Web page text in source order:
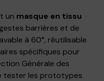
un masque en tissu
barrières et de
à 60°, réutilisable
spécifiques pour
Générale des
tester les prototypes